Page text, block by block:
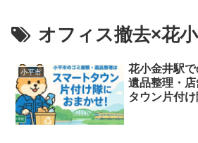
オフィス撤去×花
小平市
花小金井駅で
遺品整理・
タウン片付